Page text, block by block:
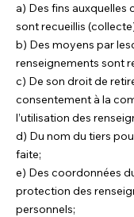
a) Des fins auxquelles
sont recueillis
b) Des moyens par
renseignements sont
c) De son droit de
consentement à la
l’utilisation des
d) Du nom du tiers
faite;
e) Des coordonnées
protection des
personnels;